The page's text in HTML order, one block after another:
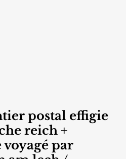
postal effigie
reich +
par